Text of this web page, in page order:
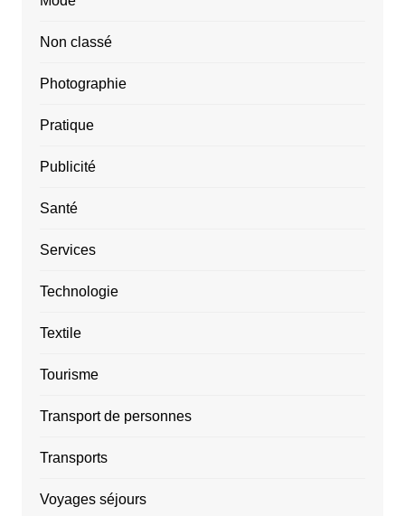
Non classé
Photographie
Pratique
Publicité
Santé
Services
Technologie
Textile
Tourisme
Transport de personnes
Transports
Voyages séjours